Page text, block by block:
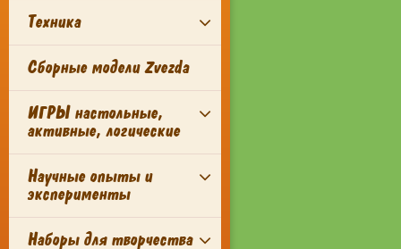
Техника
Сборные модели Zvezda
ИГРЫ настольные,
активные, логические
Научные опыты и
эксперименты
Наборы для творчества